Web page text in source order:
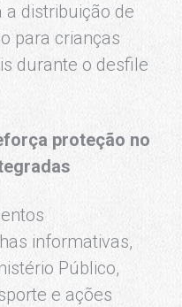
a distribuição de
para crianças
durante o desfile
proteção no
informativas,
Público,
e ações